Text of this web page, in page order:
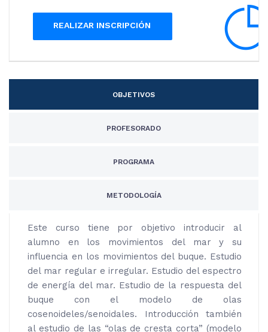
REALIZAR INSCRIPCIÓN
OBJETIVOS
PROFESORADO
PROGRAMA
METODOLOGÍA
Este curso tiene por objetivo introducir al
alumno en los movimientos del mar y su
influencia en los movimientos del buque. Estudio
del mar regular e irregular. Estudio del espectro
de energía del mar. Estudio de la respuesta del
buque con el modelo de olas
cosenoideles/senoidales. Introducción también
al estudio de las “olas de cresta corta” (modelo